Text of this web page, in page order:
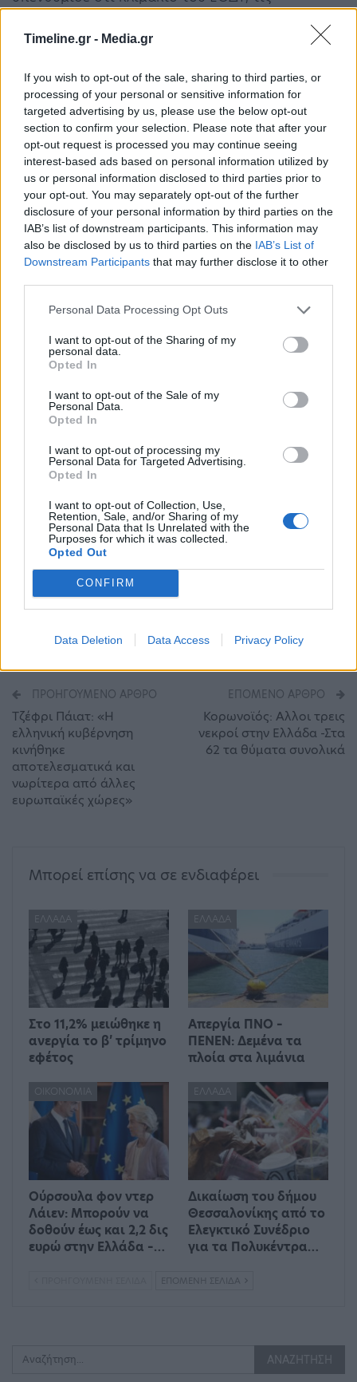
Timeline.gr - Media.gr
If you wish to opt-out of the sale, sharing to third parties, or
processing of your personal or sensitive information for
targeted advertising by us, please use the below opt-out
section to confirm your selection. Please note that after your
opt-out request is processed you may continue seeing
interest-based ads based on personal information utilized by
us or personal information disclosed to third parties prior to
your opt-out. You may separately opt-out of the further
disclosure of your personal information by third parties on the
IAB’s list of downstream participants. This information may
also be disclosed by us to third parties on the IAB’s List of
Downstream Participants that may further disclose it to other
Personal Data Processing Opt Outs
I want to opt-out of the Sharing of my
personal data.
Opted In
I want to opt-out of the Sale of my
Personal Data.
Opted In
I want to opt-out of processing my
Personal Data for Targeted Advertising.
Opted In
I want to opt-out of Collection, Use,
Retention, Sale, and/or Sharing of my
Personal Data that Is Unrelated with the
Purposes for which it was collected.
Opted Out
CONFIRM
Data Deletion Data Access Privacy Policy
ιχνηλάτηση όλων των επαφών του βεβαιούμενου
κρούσματος, σε γυναίκα φιλοξενούμενη της
δομής, η οποία νοσηλεύεται σε νοσοκομείο της
Αθήνας μετά τον τοκετό της.
Από την ιχνηλάτηση σε 90 περίπου δείγματα
προέκυψαν 23 θετικά δείγματα Covid-19, τα
οποία αφορούσαν αποκλειστικά
φιλοξενούμενους της δομής. Όλα τα δείγματα
του προσωπικού της δομής ήταν αρνητικά. Τα 23
αυτά άτομα βρίσκονται σε εσωτερική
απομόνωση εντός της απομονωμένης δομής,
κανένα δεν έχει συμπτώματα της νόσου και
κανένα δεν ανήκει σε ευάλωτη ομάδα. Σε
δείγματα που ελήφθησαν εκτός της περιοχής που
διέμενε η 22χρονη έγκυος, όλα ήταν αρνητικά.
«Συνεχίζουμε να επαγρυπνούμε πάνω στη δομή
της Ρτσώνας, αλλά η επαγρύπνησή μας
εξαπλώνεται και στις δομές της ηπειρωτικής
Ελλάδας και των νησιών», τόνισε ο κ. Λογοθέτης.
Μεταναστευτικό Πρόσφυγες
ΠΡΟΗΓΟΎΜΕΝΟ ΆΡΘΡΟ
Τζέφρι Πάιατ: «Η
ελληνική κυβέρνηση
κινήθηκε
αποτελεσματικά και
νωρίτερα από άλλες
ευρωπαϊκές χώρες»
ΕΠΌΜΕΝΟ ΆΡΘΡΟ
Κορωνοϊός: Αλλοι τρεις
νεκροί στην Ελλάδα -Στα
62 τα θύματα συνολικά
Μπορεί επίσης να σε ενδιαφέρει
ΕΛΛΆΔΑ
Στο 11,2% μειώθηκε η
ανεργία το β’ τρίμηνο
εφέτος
ΕΛΛΆΔΑ
Απεργία ΠΝΟ –
ΠΕΝΕΝ: Δεμένα τα
πλοία στα λιμάνια
ΟΙΚΟΝΟΜΊΑ
Ούρσουλα φον ντερ
Λάιεν: Μπορούν να
δοθούν έως και 2,2 δις
ευρώ στην Ελλάδα –…
ΕΛΛΆΔΑ
Δικαίωση του δήμου
Θεσσαλονίκης από το
Ελεγκτικό Συνέδριο
για τα Πολυκέντρα…
ΕΠΌΜΕΝΗ ΣΕΛΊΔΑ